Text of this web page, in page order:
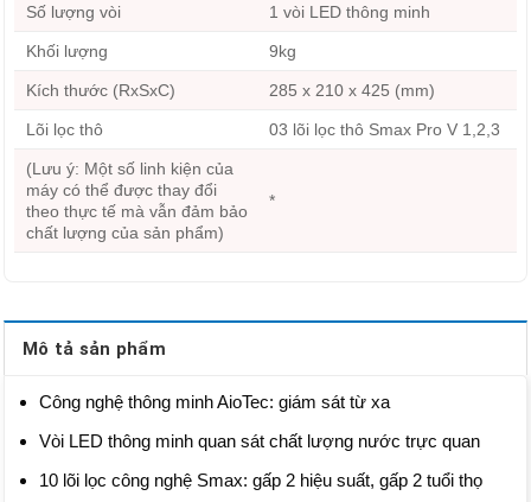
Số lượng vòi 1 vòi LED thông minh
Khối lượng 9kg
Kích thước (RxSxC) 285 x 210 x 425 (mm)
Lõi lọc thô 03 lõi lọc thô Smax Pro V 1,2,3
(Lưu ý: Một số linh kiện của
máy có thể được thay đổi
theo thực tế mà vẫn đảm bảo
chất lượng của sản phẩm)
*
Mô tả sản phẩm
Công nghệ thông minh AioTec: giám sát từ xa
Vòi LED thông minh quan sát chất lượng nước trực quan
10 lõi lọc công nghệ Smax: gấp 2 hiệu suất, gấp 2 tuổi thọ